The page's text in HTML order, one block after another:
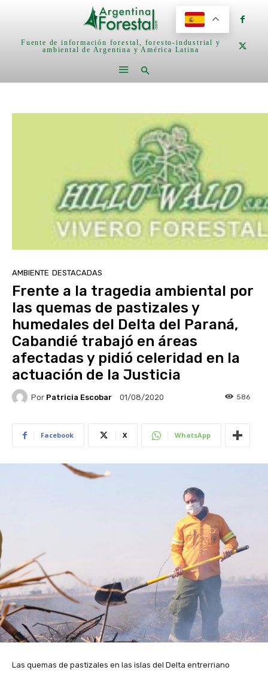
Fuente de información forestal, foresto-industrial y
ambiental de Argentina y América Latina
AMBIENTE DESTACADAS
Frente a la tragedia ambiental por
las quemas de pastizales y
humedales del Delta del Paraná,
Cabandié trabajó en áreas
afectadas y pidió celeridad en la
actuación de la Justicia
Por Patricia Escobar 01/08/2020 586
Facebook X WhatsApp
Las quemas de pastizales en las islas del Delta entrerriano